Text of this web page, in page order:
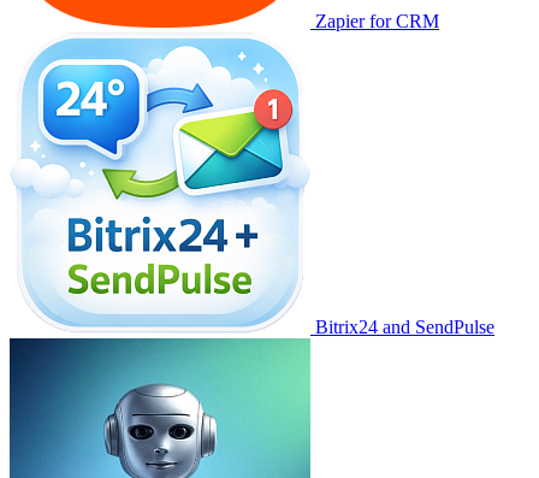
Zapier for CRM
Bitrix24 and SendPulse